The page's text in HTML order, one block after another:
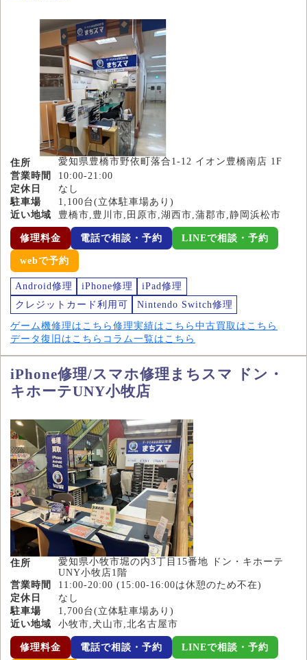
住所
愛知県豊橋市野依町落合1-12 イオン豊橋南店 1F
営業時間
10:00-21:00
定休日
なし
駐車場
1,100台(立体駐車場あり)
近い地域
豊橋市,豊川市,田原市,湖西市,蒲郡市,静岡浜松市
修理料金 電話で相談・予約 LINEで相談・予約
webで予約
Android修理 iPhone修理
iPad修理
クレジットカード利用可
Nintendo Switch修理
ゲーム機修理はこちら 修理実績はこちら 中古買取はこちら
データ復旧はこちら コラム一覧はこちら
iPhone修理/スマホ修理まちスマ ドン・
キホーテUNY小牧店
住所
愛知県小牧市堀の内3丁目15番地 ドン・キホーテ
UNY小牧店1階
営業時間
11:00-20:00 (15:00-16:00は休憩のため不在)
定休日
なし
駐車場
1,700台(立体駐車場あり)
近い地域
小牧市,犬山市,北名古屋市
修理料金 電話で相談・予約 LINEで相談・予約